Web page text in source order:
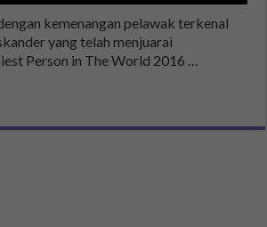
kemenangan pelawak terkenal
yang telah menjuarai
Person in The World 2016 …